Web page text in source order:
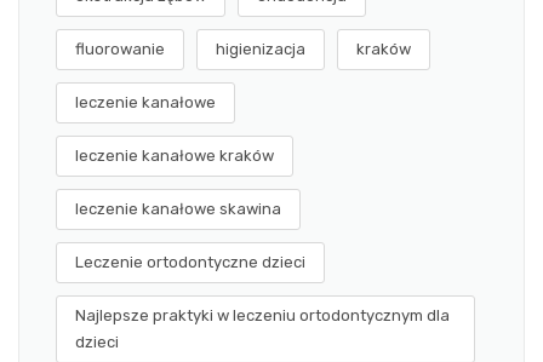
fluorowanie higienizacja kraków
leczenie kanałowe
leczenie kanałowe kraków
leczenie kanałowe skawina
Leczenie ortodontyczne dzieci
Najlepsze praktyki w leczeniu ortodontycznym dla
dzieci